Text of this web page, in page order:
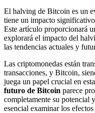
El halving de Bitcoin es un
tiene un impacto
Este artículo proporcionará
explorará el impacto del
las tendencias actuales y
Las criptomonedas están
transacciones, y Bitcoin,
juega un papel crucial en
futuro de Bitcoin parece
completamente su potencial
esencial examinar los